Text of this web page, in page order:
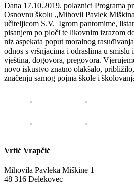
Dana 17.10.2019. polaznici Programa
Osnovnu školu „Mihovil Pavlek
učiteljicom S.V. Igrom pantomime,
pisanjem po ploči te likovnim izrazom
niz aspekata poput moralnog
odnos s vršnjacima i odraslima u smislu
vještina, dogovora, pregovora.
novo iskustvo znatno olakšalo,
značenju samog pojma škole i
Vrtić Vrapčić
Mihovila Pavleka Miškine 1
48 316 Đelekovec